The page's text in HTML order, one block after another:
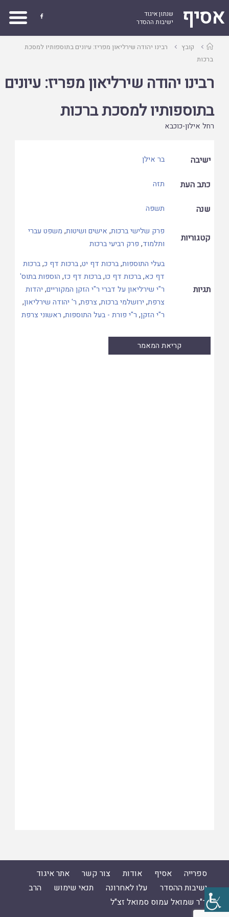
אסיף
שנתון איגוד
ישיבות ההסדר

עמוד
ראשי
קובץ
רבינו יהודה שירליאון מפריז: עיונים בתוספותיו למסכת
ברכות
רבינו יהודה שירליאון מפריז: עיונים
בתוספותיו למסכת ברכות
רחל אילון-כוכבא
ישיבה בר אילן
כתב העת תזה
שנה תשפה
קטגוריות
פרק שלישי ברכות, אישים ושיטות, משפט עברי
ותלמוד, פרק רביעי ברכות
תגיות
בעלי התוספות,ברכות דף יט,ברכות דף כ,ברכות
דף כא,ברכות דף כו,ברכות דף כז, הוספות בתוס'
ר"י שירליאון על דברי ר"י הזקן המקוריים, יהדות
צרפת, ירושלמי ברכות, צרפת, ר' יהודה שירליאון,
ר"י הזקן, ר"י פורת - בעל התוספות, ראשוני צרפת
קריאת המאמר
ספרייה אסיף אודות צור קשר
אתר איגוד
ישיבות ההסדר
עלו לאחרונה תנאי שימוש
הרב
ד"ר שמואל עמוס סמואל זצ"ל